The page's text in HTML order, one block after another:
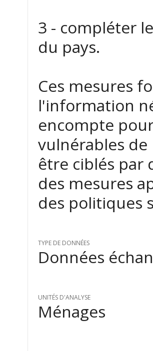
3 - compléter
du pays.
Ces mesures
l'information
encompte
vulnérables
être ciblés par
des mesures
des politiques
TYPE DE DONNÉES
Données
UNITÉS D'ANALYSE
Ménages